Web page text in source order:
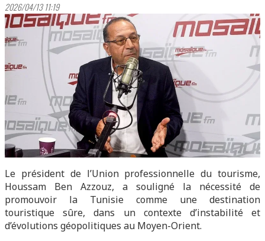
2026/04/13 11:19
Le président de l’Union professionnelle du tourisme,
Houssam Ben Azzouz, a souligné la nécessité de
promouvoir la Tunisie comme une destination
touristique sûre, dans un contexte d’instabilité et
d’évolutions géopolitiques au Moyen-Orient.